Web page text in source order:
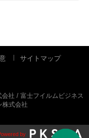
サイトマップ
社 / 富士フイルムビジネス
株式会社
by